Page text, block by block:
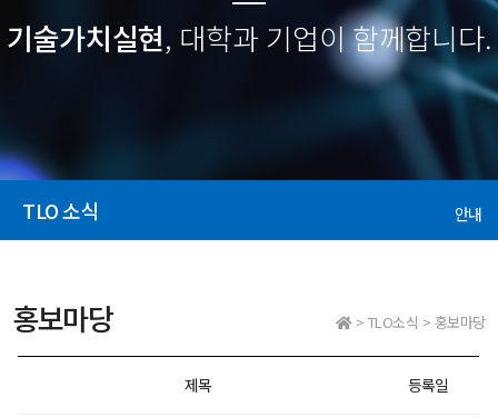
안내
기술가치실현, 대학과 기업이 함께합니다.
TLO 소식
홍보마당 > TLO소식 > 홍보마당
제목 등록일